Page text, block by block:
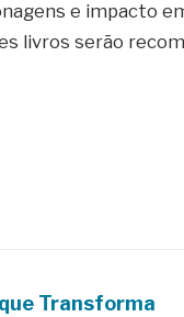
e impacto
livros serão
Transforma